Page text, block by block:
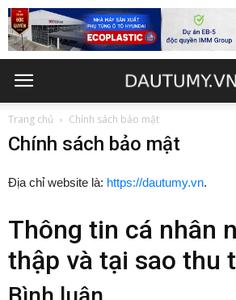
Trang chủ Chính sách bảo mật
Chính sách bảo mật
Địa chỉ website là: https://dautumy.vn.
Thông tin cá nhân
thập và tại sao thu